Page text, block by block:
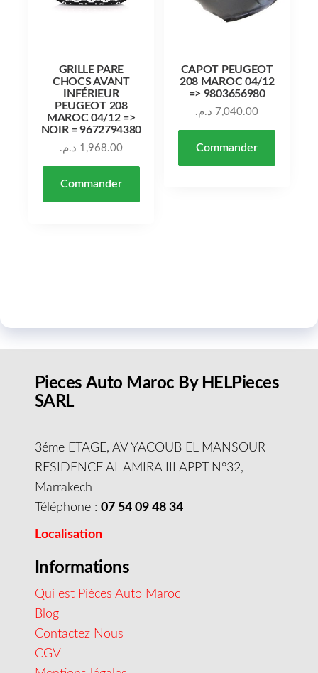
GRILLE PARE
CHOCS AVANT
INFÉRIEUR
PEUGEOT 208
MAROC 04/12 =>
NOIR = 9672794380
1,968.00 د.م.
Commander
CAPOT PEUGEOT
208 MAROC 04/12
=> 9803656980
7,040.00 د.م.
Commander
Pieces Auto Maroc By HELPieces
SARL
3éme ETAGE, AV YACOUB EL MANSOUR
RESIDENCE AL AMIRA III APPT N°32,
Marrakech
Téléphone : 07 54 09 48 34
Localisation
Informations
Qui est Pièces Auto Maroc
Blog
Contactez Nous
CGV